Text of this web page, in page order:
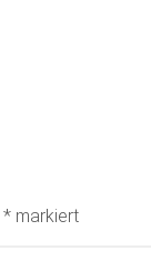
* markiert